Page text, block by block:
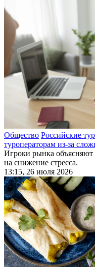
Общество Российские
туроператорам из‑за
Игроки рынка объясняют
на снижение стресса.
13:15, 26 июля 2026